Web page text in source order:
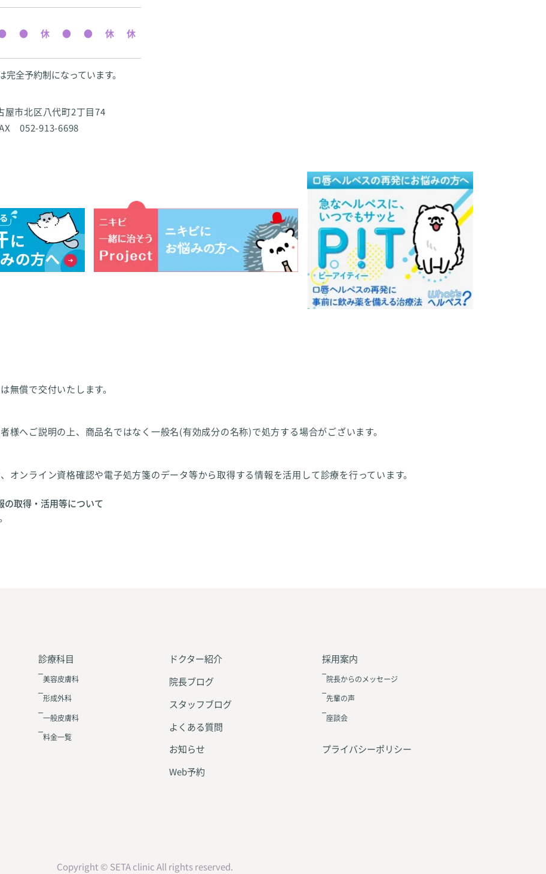
全予約制になっています。
市北区八代町2丁目74
052-913-6698
無償で交付いたします。
様へご説明の上、商品名ではなく一般名(有効成分の名称)で処方する場合がございます。
オンライン資格確認や電子処方箋のデータ等から取得する情報を活用して診療を行っています。
の取得・活用等について
診療科目
美容皮膚科
形成外科
一般皮膚科
料金一覧
ドクター紹介
院長ブログ
スタッフブログ
よくある質問
お知らせ
Web予約
採用案内
院長からのメッセージ
先輩の声
座談会
プライバシーポリシー
Copyright © SETA clinic All rights reserved.